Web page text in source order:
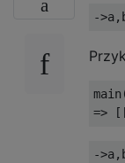
->a,
main
=>
->a,